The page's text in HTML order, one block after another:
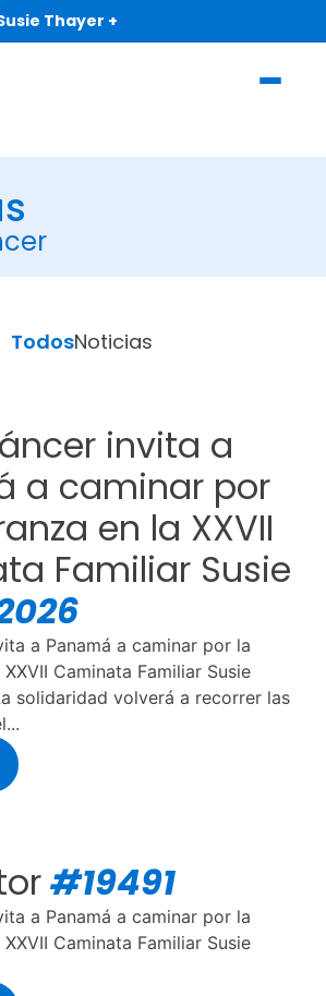
Thayer +
TodosNoticias
invita a
a caminar por
en la XXVII
Familiar Susie
a Panamá a caminar por la
Caminata Familiar Susie
solidaridad volverá a recorrer las
#19491
a Panamá a caminar por la
Caminata Familiar Susie